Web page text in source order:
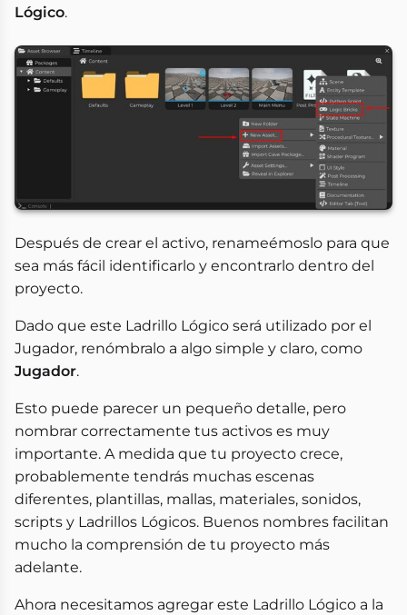
Lógico.
Después de crear el activo, renameémoslo para que
sea más fácil identificarlo y encontrarlo dentro del
proyecto.
Dado que este Ladrillo Lógico será utilizado por el
Jugador, renómbralo a algo simple y claro, como
Jugador.
Esto puede parecer un pequeño detalle, pero
nombrar correctamente tus activos es muy
importante. A medida que tu proyecto crece,
probablemente tendrás muchas escenas
diferentes, plantillas, mallas, materiales, sonidos,
scripts y Ladrillos Lógicos. Buenos nombres facilitan
mucho la comprensión de tu proyecto más
adelante.
Ahora necesitamos agregar este Ladrillo Lógico a la